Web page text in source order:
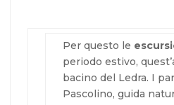
Per questo le
periodo estivo,
bacino del Ledra. I
Pascolino, guida